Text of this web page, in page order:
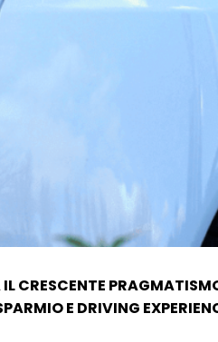
CRESCENTE
E DRIVING